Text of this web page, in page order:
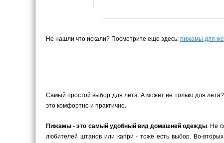
Не нашли что искали? Посмотрите еще здесь: пижамы для
Самый простой выбор для лета. А может не только для
это комфортно и практично.
Пижамы - это самый удобный вид домашней одежды. Не
любителей штанов или капри - тоже есть выбор. Во-